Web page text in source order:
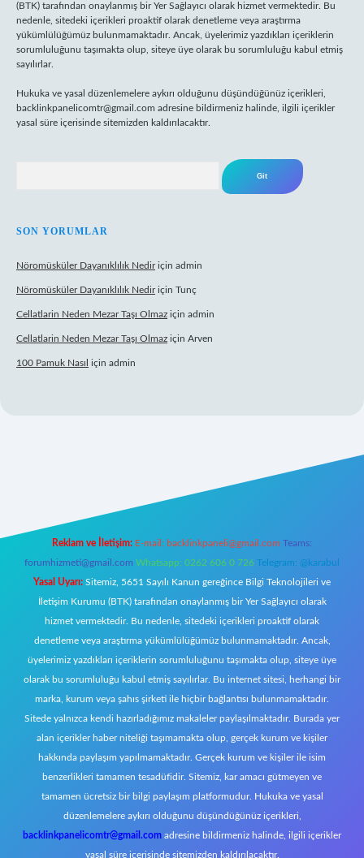
(BTK) tarafından onaylanmış bir Yer Sağlayıcı olarak hizmet vermektedir. Bu
nedenle, sitedeki içerikleri proaktif olarak denetleme veya araştırma
yükümlülüğümüz bulunmamaktadır. Ancak, üyelerimiz yazdıkları içeriklerin
sorumluluğunu taşımakta olup, siteye üye olarak bu sorumluluğu kabul etmiş
sayılırlar.
Hukuka ve yasal düzenlemelere aykırı olduğunu düşündüğünüz içerikleri,
backlinkpanelicomtr@gmail.com adresine bildirmeniz halinde, ilgili içerikler
yasal süre içerisinde sitemizden kaldırılacaktır.
SON YORUMLAR
Nöromüsküler Dayanıklılık Nediriçin admin
Nöromüsküler Dayanıklılık Nediriçin Tunç
Cellatlarin Neden Mezar Taşı Olmaz için admin
Cellatlarin Neden Mezar Taşı Olmaz için Arven
100 Pamuk Nasıl için admin
Reklam ve İletişim: E-mail: backlinkpaneli@gmail.com Teams:
forumhizmeti@gmail.com Whatsapp: 0262 606 0 726 Telegram: @karabul
Yasal Uyarı: Sitemiz, 5651 Sayılı Kanun gereğince Bilgi Teknolojileri ve
İletişim Kurumu (BTK) tarafından onaylanmış bir Yer Sağlayıcı olarak
hizmet vermektedir. Bu nedenle, sitedeki içerikleri proaktif olarak
denetleme veya araştırma yükümlülüğümüz bulunmamaktadır. Ancak,
üyelerimiz yazdıkları içeriklerin sorumluluğunu taşımakta olup, siteye üye
olarak bu sorumluluğu kabul etmiş sayılırlar. Bu internet sitesi, herhangi bir
marka, kurum veya şahıs şirketi ile hiçbir bağlantısı bulunmamaktadır.
Sitede yalnızca kendi hazırladığımız makaleler paylaşılmaktadır. Burada yer
alan içerikler haber niteliği taşımamakta olup, gerçek kurum ve kişiler
hakkında paylaşım yapılmamaktadır. Gerçek kurum ve kişiler ile isim
benzerlikleri tamamen tesadüfidir. Sitemiz, kar amacı gütmeyen ve
tamamen ücretsiz bir bilgi paylaşım platformudur. Hukuka ve yasal
düzenlemelere aykırı olduğunu düşündüğünüz içerikleri,
backlinkpanelicomtr@gmail.com adresine bildirmeniz halinde, ilgili içerikler
yasal süre içerisinde sitemizden kaldırılacaktır.